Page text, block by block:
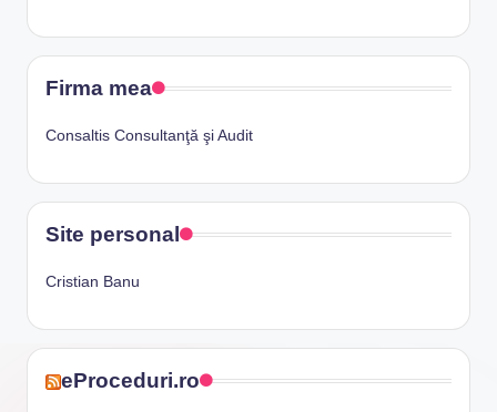
Firma mea
Consaltis Consultanţă şi Audit
Site personal
Cristian Banu
eProceduri.ro